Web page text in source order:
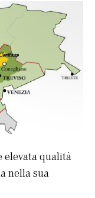
elevata qualità
nella sua